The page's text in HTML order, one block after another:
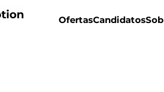
OfertasCandidatos